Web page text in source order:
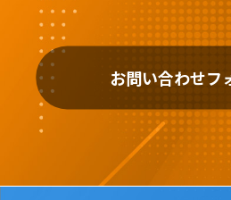
お問い合わせフ